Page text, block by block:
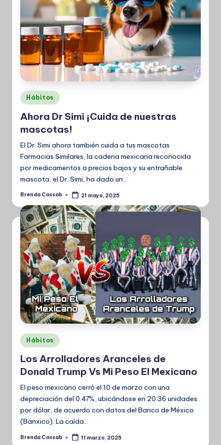
Publicado
en
Hábitos
Ahora Dr Simi ¡Cuida de nuestras
mascotas!
El Dr. Simi ahora también cuida a tus mascotas
Farmacias Similares, la cadena mexicana reconocida
por medicamentos a precios bajos y su entrañable
mascota, el Dr. Simi, ha dado un…
Publicado
Brenda Cassab 21 mayo, 2025
Publicado
en
Hábitos
Los Arrolladores Aranceles de
Donald Trump Vs Mi Peso El Mexicano
El peso mexicano cerró el 10 de marzo con una
depreciación del 0.47%, ubicándose en 20.36 unidades
por dólar, de acuerdo con datos del Banco de México
(Banxico). La caída…
Publicado
Brenda Cassab 11 marzo, 2025